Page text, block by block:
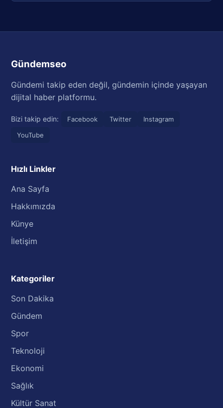
Gündemseo
Gündemi takip eden değil, gündemin içinde yaşayan
dijital haber platformu.
Bizi takip edin: Facebook Twitter
Instagram
YouTube
Hızlı Linkler
Ana Sayfa
Hakkımızda
Künye
İletişim
Kategoriler
Son Dakika
Gündem
Spor
Teknoloji
Ekonomi
Sağlık
Kültür Sanat